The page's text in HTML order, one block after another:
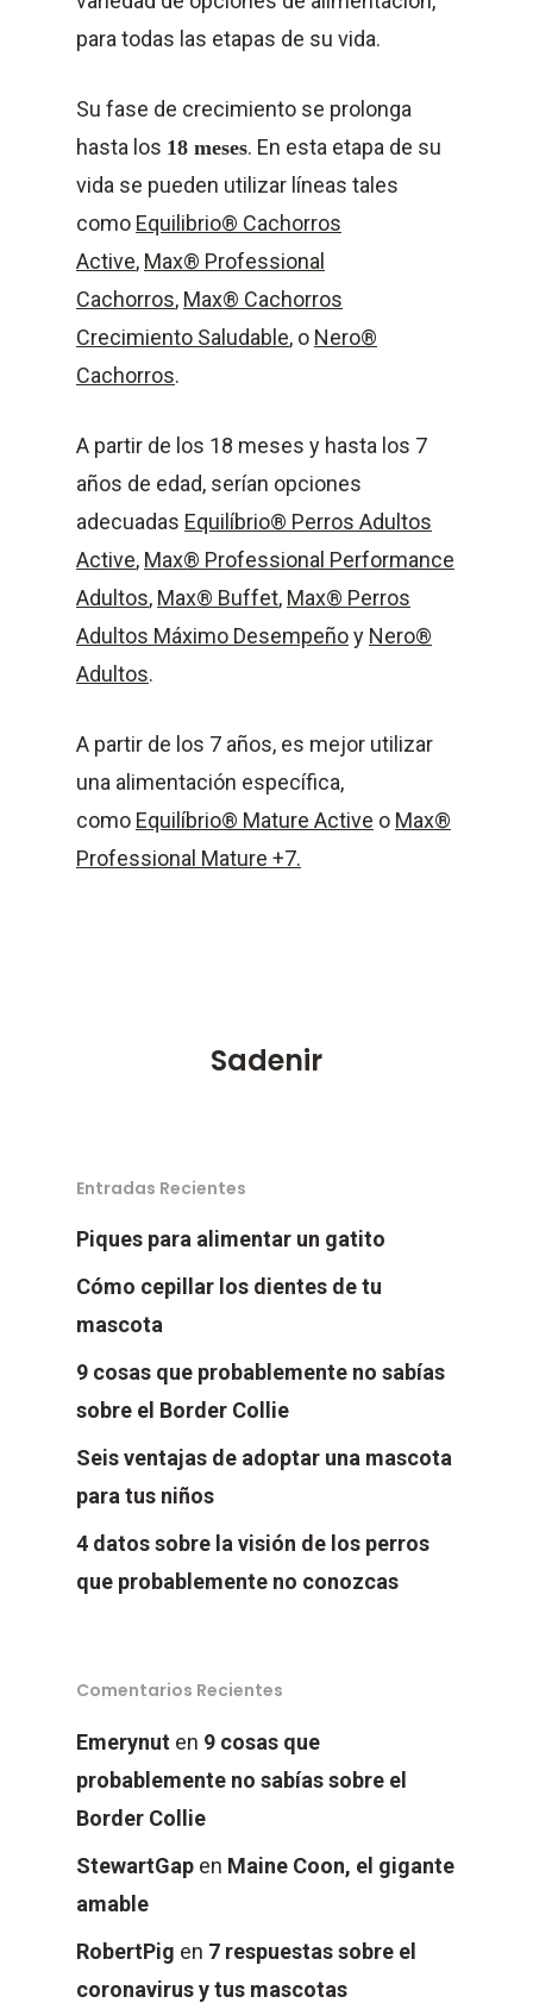
para todas las etapas de su vida.
Su fase de crecimiento se prolonga
hasta los 18 meses. En esta etapa de su
vida se pueden utilizar líneas tales
como Equilibrio® Cachorros
Active, Max® Professional
Cachorros, Max® Cachorros
Crecimiento Saludable, o Nero®
Cachorros.
A partir de los 18 meses y hasta los 7
años de edad, serían opciones
adecuadas Equilíbrio® Perros Adultos
Active, Max® Professional Performance
Adultos, Max® Buffet, Max® Perros
Adultos Máximo Desempeñoy Nero®
Adultos.
A partir de los 7 años, es mejor utilizar
una alimentación específica,
como Equilíbrio® Mature Active o Max®
Professional Mature +7.
Sadenir
Entradas Recientes
Piques para alimentar un gatito
Cómo cepillar los dientes de tu
mascota
9 cosas que probablemente no sabías
sobre el Border Collie
Seis ventajas de adoptar una mascota
para tus niños
4 datos sobre la visión de los perros
que probablemente no conozcas
Comentarios Recientes
Emerynut en 9 cosas que
probablemente no sabías sobre el
Border Collie
StewartGap en Maine Coon, el gigante
amable
RobertPig en 7 respuestas sobre el
coronavirus y tus mascotas
Perros
Gatos
Blog